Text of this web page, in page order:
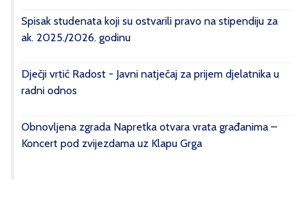
Spisak studenata koji su ostvarili pravo na stipendiju za
ak. 2025./2026. godinu
Dječji vrtić Radost - Javni natječaj za prijem djelatnika u
radni odnos
Obnovljena zgrada Napretka otvara vrata građanima –
Koncert pod zvijezdama uz Klapu Grga